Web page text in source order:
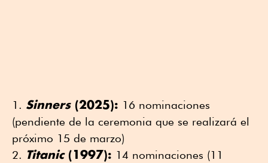
Sinners(2025): 16 nominaciones
(pendiente de la ceremonia que se realizará el
próximo 15 de marzo)
Titanic(1997): 14 nominaciones (11